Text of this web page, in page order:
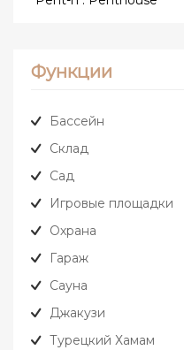
Функции
Бассейн
Склад
Сад
Игровые площадки
Охрана
Гараж
Сауна
Джакузи
Турецкий Хамам